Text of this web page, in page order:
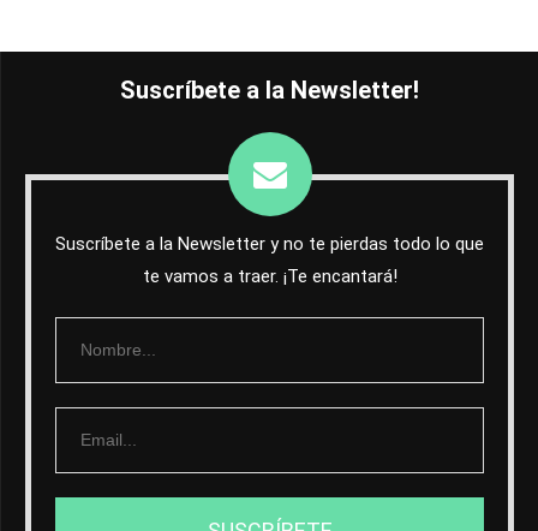
Suscríbete a la Newsletter!
Suscríbete a la Newsletter y no te pierdas todo lo que
te vamos a traer. ¡Te encantará!